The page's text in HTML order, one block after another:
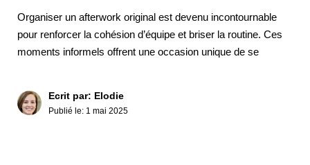
Organiser un afterwork original est devenu incontournable
pour renforcer la cohésion d’équipe et briser la routine. Ces
moments informels offrent une occasion unique de se
Ecrit par: Elodie
Publié le: 1 mai 2025